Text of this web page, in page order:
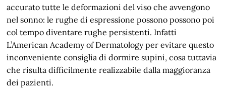
accurato tutte le deformazioni del viso che avvengono
nel sonno: le rughe di espressione possono possono poi
col tempo diventare rughe persistenti. Infatti
L’American Academy of Dermatology per evitare questo
inconveniente consiglia di dormire supini, cosa tuttavia
che risulta difficilmente realizzabile dalla maggioranza
dei pazienti.